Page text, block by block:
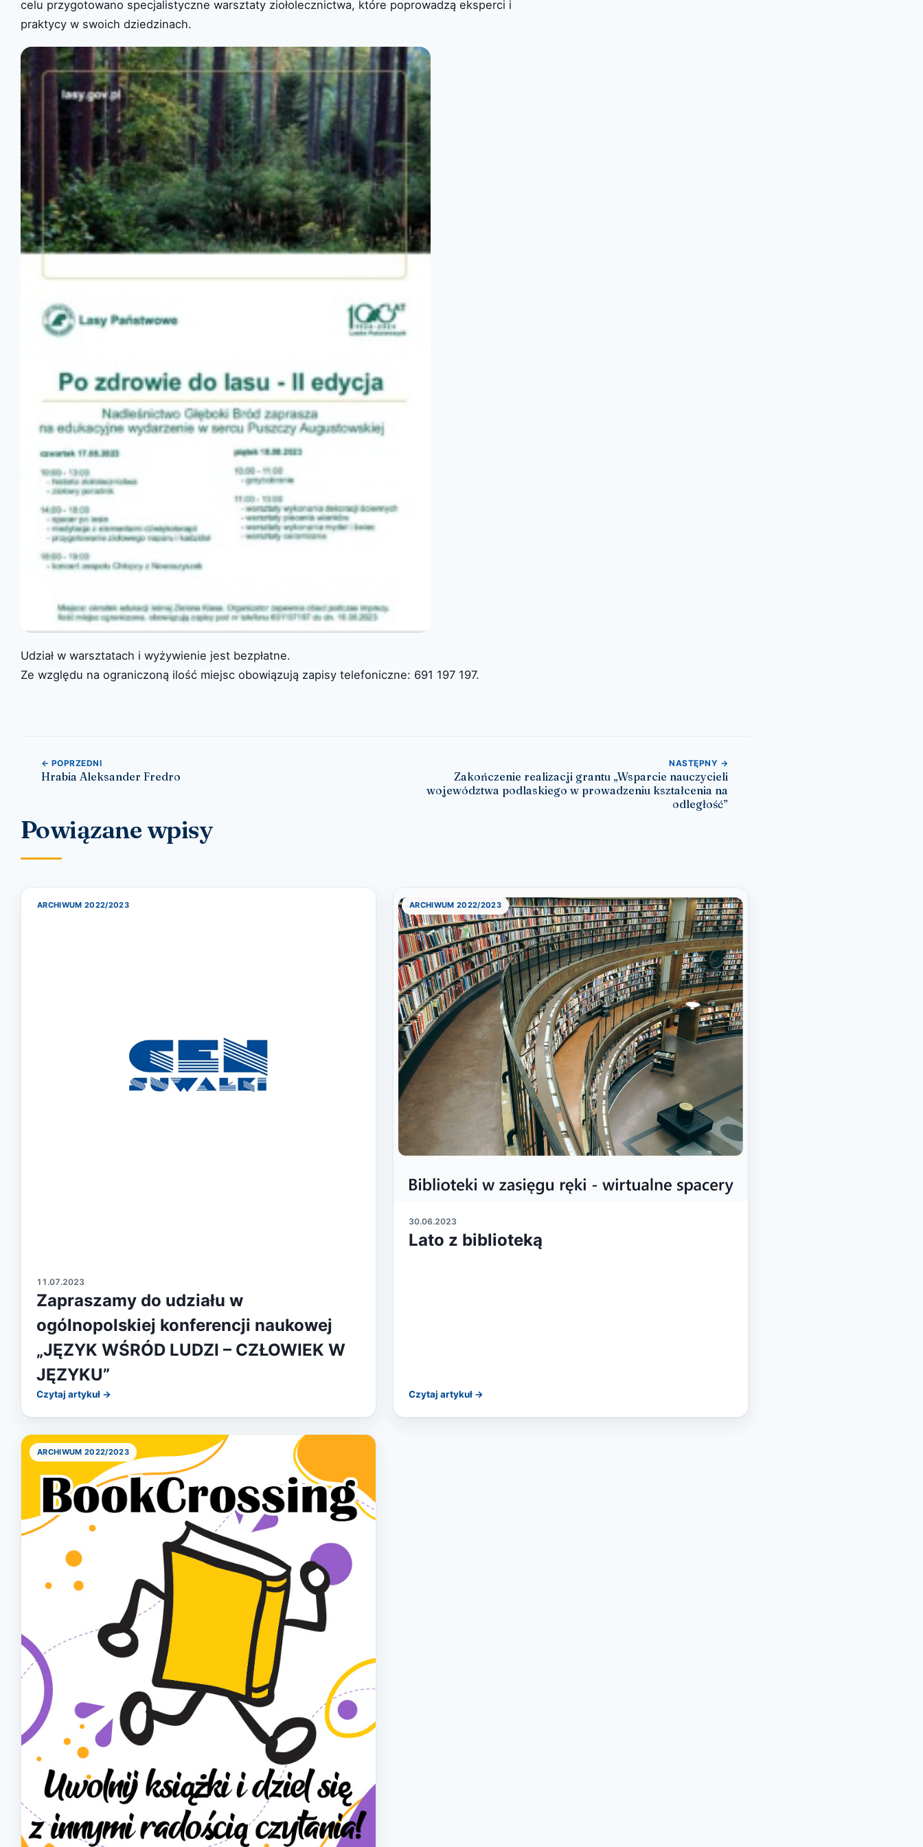
celu przygotowano specjalistyczne warsztaty ziołolecznictwa, które poprowadzą eksperci i
praktycy w swoich dziedzinach.
Udział w warsztatach i wyżywienie jest bezpłatne.
Ze względu na ograniczoną ilość miejsc obowiązują zapisy telefoniczne: 691 197 197.
Nawigacja wpisu
← POPRZEDNI
Hrabia Aleksander Fredro
NASTĘPNY →
Zakończenie realizacji grantu „Wsparcie nauczycieli
województwa podlaskiego w prowadzeniu kształcenia na
odległość”
Powiązane wpisy
ARCHIWUM 2022/2023
11.07.2023
Zapraszamy do udziału w
ogólnopolskiej konferencji naukowej
„JĘZYK WŚRÓD LUDZI – CZŁOWIEK W
JĘZYKU”
Czytaj artykuł →
ARCHIWUM 2022/2023
30.06.2023
Lato z biblioteką
Czytaj artykuł →
ARCHIWUM 2022/2023